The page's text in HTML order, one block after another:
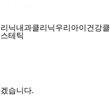
닉내과클리닉우리아이건강클
테틱
습니다.